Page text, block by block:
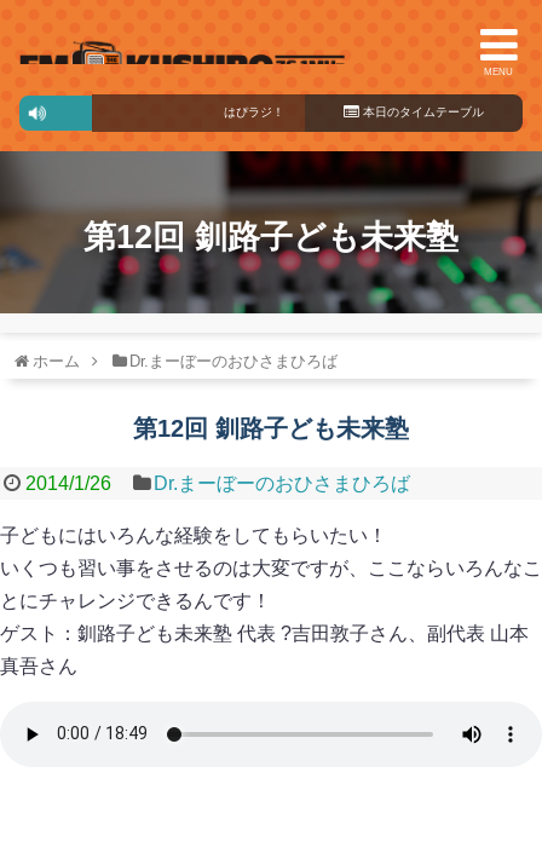
MENU
はぴラジ！ 10:00～15:00 本日のタイ ムテーブル
第12回 釧路子ども未来塾
ホーム Dr.まーぼーのおひさまひろば
第12回 釧路子ども未来塾
2014/1/26 Dr.まーぼーのおひさまひろば
子どもにはいろんな経験をしてもらいたい！
いくつも習い事をさせるのは大変ですが、ここならいろんなこ
とにチャレンジできるんです！
ゲスト：釧路子ども未来塾 代表 ?吉田敦子さん、副代表 山本
真吾さん